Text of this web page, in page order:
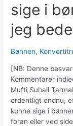
sige i
jeg
Bønnen,
[NB: Denne
Kommentarer
Mufti Suhail
ordentligt endnu,
kunne sige i
foran eller ved